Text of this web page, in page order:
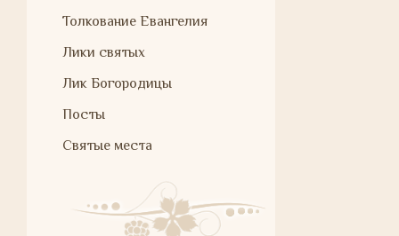
Толкование Евангелия
Лики святых
Лик Богородицы
Посты
Святые места